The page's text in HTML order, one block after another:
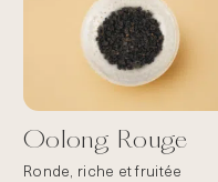
Oolong Rouge
Ronde, riche et fruitée